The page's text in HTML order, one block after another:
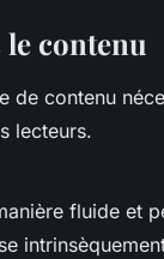
contenu
de contenu
lecteurs.
fluide et